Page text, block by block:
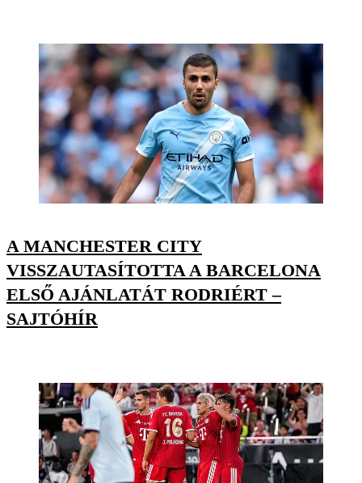
A MANCHESTER CITY
VISSZAUTASÍTOTTA A BARCELONA
ELSŐ AJÁNLATÁT RODRIÉRT –
SAJTÓHÍR